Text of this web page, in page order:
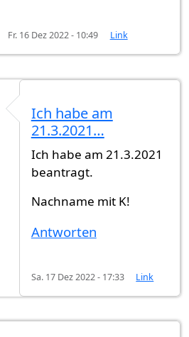
Fr. 16 Dez 2022 - 10:49 Link
Ich habe am
21.3.2021…
Ich habe am 21.3.2021
beantragt.
Nachname mit K!
Antworten
Sa. 17 Dez 2022 - 17:33 Link